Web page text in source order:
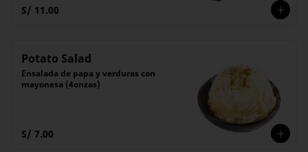
S/ 11.00
Potato Salad
Ensalada de papa y verduras con
mayonesa (4onzas)
S/ 7.00